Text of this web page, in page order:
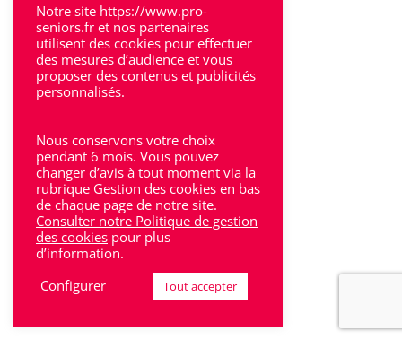
Villeneuve-Sur-Lot
Bron
Lyon
Lyon 6
Villeurbanne
Calluire
Notre site https://www.pro-
seniors.fr et nos partenaires
utilisent des cookies pour effectuer
des mesures d’audience et vous
proposer des contenus et publicités
personnalisés.
Nous conservons votre choix
pendant 6 mois. Vous pouvez
changer d’avis à tout moment via la
rubrique Gestion des cookies en bas
de chaque page de notre site.
Consulter notre Politique de gestion
des cookies pour plus
d’information.
Configurer
Tout accepter